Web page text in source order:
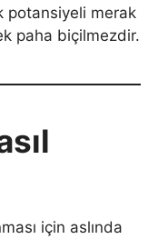
potansiyeli merak
paha biçilmezdir.
için aslında